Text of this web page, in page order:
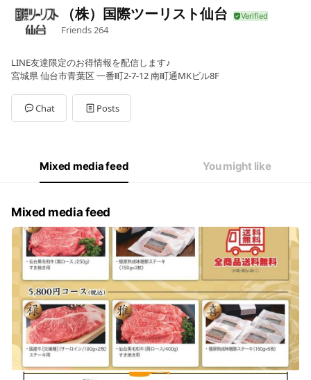
（株）国際ツーリスト仙台
Friends264
LINE友達限定のお得情報を配信します♪
宮城県 仙台市青葉区 一番町2-7-12 南町通MKビル8F
Chat Posts
Mixed media feed You might like
Mixed media feed